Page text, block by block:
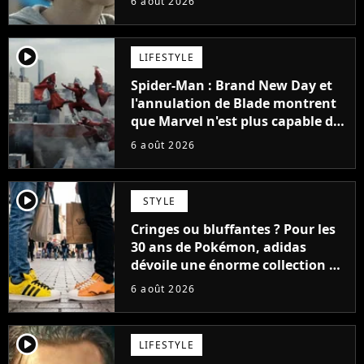
player2 LIFESTYLE
Spider-Man : Brand New Day et
l'annulation de Blade montrent
que Marvel n'est plus capable de
faire quoi que ce soit de simple
6 août 2026
player2 STYLE
Cringes ou bluffantes ? Pour les
30 ans de Pokémon, adidas
dévoile une énorme collection de
sneakers et je ne sais pas quoi en
6 août 2026
player2 LIFESTYLE